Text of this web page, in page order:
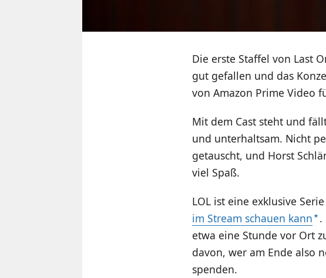
Die erste Staffel von Last
gut gefallen und das
von Amazon Prime Video
Mit dem Cast steht und
und unterhaltsam. Nicht
getauscht, und Horst
viel Spaß.
LOL ist eine exklusive
im Stream schauen kann .
etwa eine Stunde vor Ort
davon, wer am Ende also
spenden.